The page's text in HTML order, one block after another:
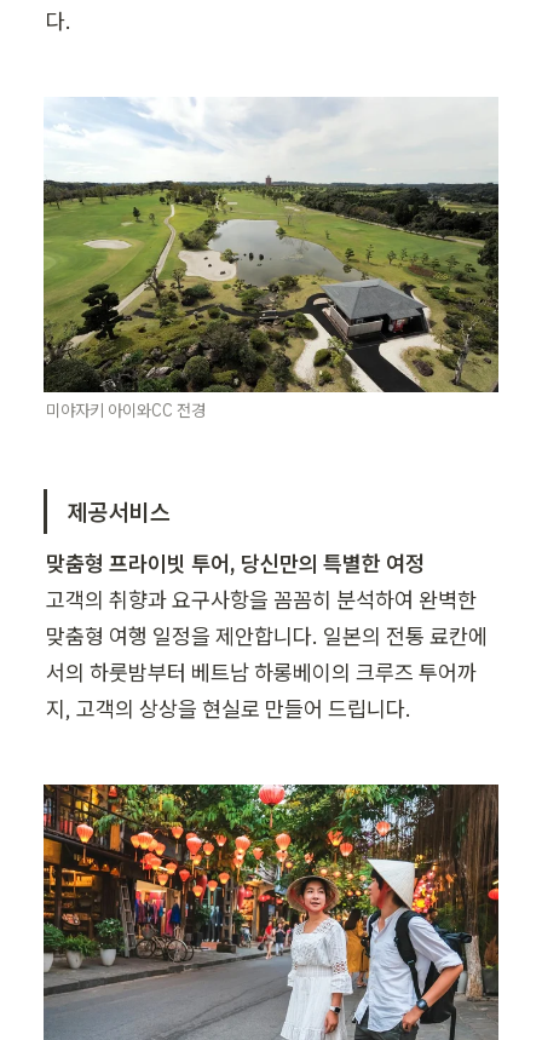
다.
미야자키 아이와CC 전경
제공서비스
고객의 취향과 요구사항을 꼼꼼히 분석하여 완벽한
맞춤형 여행 일정을 제안합니다. 일본의 전통 료칸에
서의 하룻밤부터 베트남 하롱베이의 크루즈 투어까
지, 고객의 상상을 현실로 만들어 드립니다.